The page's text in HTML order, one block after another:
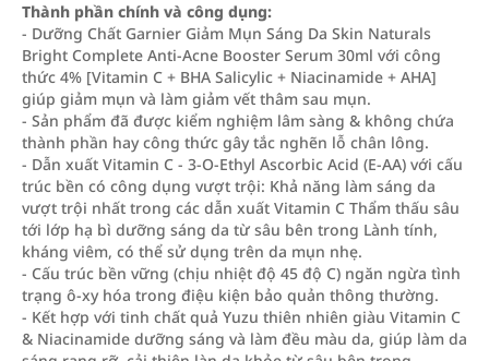
Thành phần chính và công dụng:
- Dưỡng Chất Garnier Giảm Mụn Sáng Da Skin Naturals
Bright Complete Anti-Acne Booster Serum 30ml với công
thức 4% [Vitamin C + BHA Salicylic + Niacinamide + AHA]
giúp giảm mụn và làm giảm vết thâm sau mụn.
- Sản phẩm đã được kiểm nghiệm lâm sàng & không chứa
thành phần hay công thức gây tắc nghẽn lỗ chân lông.
- Dẫn xuất Vitamin C - 3-O-Ethyl Ascorbic Acid (E-AA) với cấu
trúc bền có công dụng vượt trội: Khả năng làm sáng da
vượt trội nhất trong các dẫn xuất Vitamin C Thẩm thấu sâu
tới lớp hạ bì dưỡng sáng da từ sâu bên trong Lành tính,
kháng viêm, có thể sử dụng trên da mụn nhẹ.
- Cấu trúc bền vững (chịu nhiệt độ 45 độ C) ngăn ngừa tình
trạng ô-xy hóa trong điệu kiện bảo quản thông thường.
- Kết hợp với tinh chất quả Yuzu thiên nhiên giàu Vitamin C
& Niacinamide dưỡng sáng và làm đều màu da, giúp làm da